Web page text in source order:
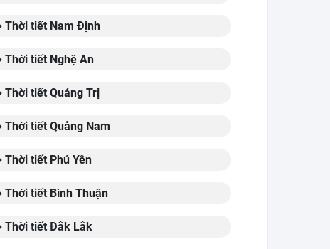
Thời tiết Nam Định
Thời tiết Nghệ An
Thời tiết Quảng Trị
Thời tiết Quảng Nam
Thời tiết Phú Yên
Thời tiết Bình Thuận
Thời tiết Đắk Lắk